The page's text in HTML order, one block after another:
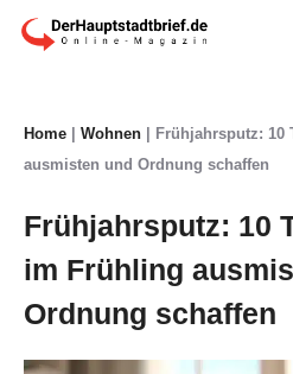
Zum
Home Wohnen
Frühjahrsputz:
ausmisten und Ordnung schaffen
Frühjahrsputz: 10
im Frühling
Ordnung schaffen